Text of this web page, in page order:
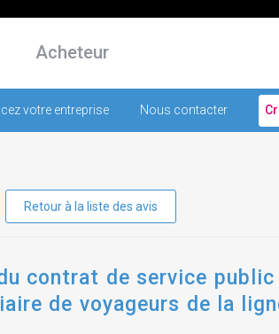
Acheteur
votre entreprise Nous contacter
Retour à la liste des avis
contrat de service
de voyageurs de la